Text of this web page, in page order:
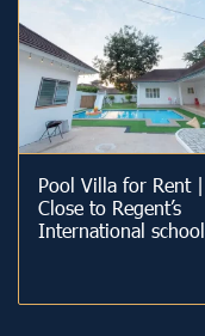
Pool Villa for Rent |
Close to Regent’s
International school